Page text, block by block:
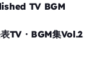
TV BGM
TV・BGM集Vol.2